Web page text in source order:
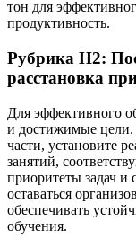
тон для
продуктивность.
Рубрика H2:
расстановка
Для эффективного
и достижимые цели.
части, установите
занятий,
приоритеты задач и
оставаться
обеспечивать
обучения.